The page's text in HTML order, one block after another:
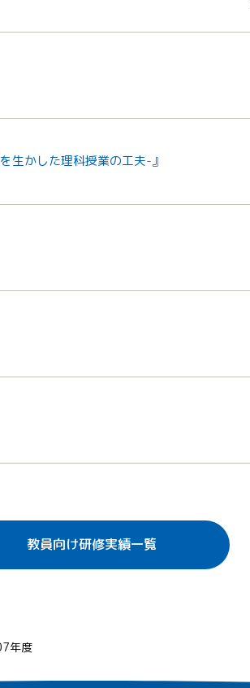
生かした理科授業の工夫-』
教員向け研修実績一覧
年度